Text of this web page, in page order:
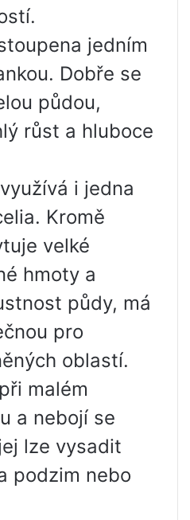
jedním
Dobře se
půdou,
růst a hluboce
i jedna
Kromě
velké
hmoty a
půdy, má
pro
oblastí.
malém
a nebojí se
lze vysadit
podzim nebo